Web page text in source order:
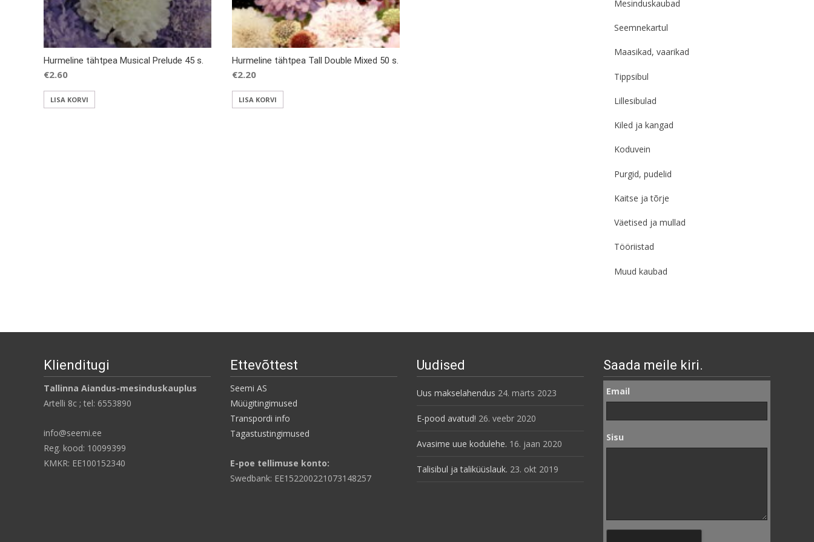
Hurmeline tähtpea Musical Prelude 45 s.
€2.60
LISA KORVI
Hurmeline tähtpea Tall Double Mixed 50 s.
€2.20
LISA KORVI
Mesinduskaubad
Seemnekartul
Maasikad, vaarikad
Tippsibul
Lillesibulad
Kiled ja kangad
Koduvein
Purgid, pudelid
Kaitse ja tõrje
Väetised ja mullad
Tööriistad
Muud kaubad
Klienditugi
Tallinna Aiandus-mesinduskauplus
Artelli 8c ; tel: 6553890
info@seemi.ee
Reg. kood: 10099399
KMKR: EE100152340
Ettevõttest
Seemi AS
Müügitingimused
Transpordi info
Tagastustingimused
E-poe tellimuse konto:
Swedbank: EE152200221073148257
Uudised
Uus makselahendus 24. märts 2023
E-pood avatud! 26. veebr 2020
Avasime uue kodulehe. 16. jaan 2020
Talisibul ja taliküüslauk. 23. okt 2019
Saada meile kiri.
Email
Sisu